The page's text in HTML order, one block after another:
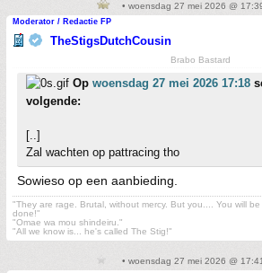
• woensdag 27 mei 2026 @
Moderator / Redactie FP
TheStigsDutchCousin
Brabo Bastard
Op woensdag 27 mei 2026 17:18
volgende:
[..]
Zal wachten op pattracing tho
Sowieso op een aanbieding.
"They are rage. Brutal, without mercy. But you.... You will
done!"
"Omae wa mou shindeiru."
"All we know is... he's called The Stig!"
• woensdag 27 mei 2026 @